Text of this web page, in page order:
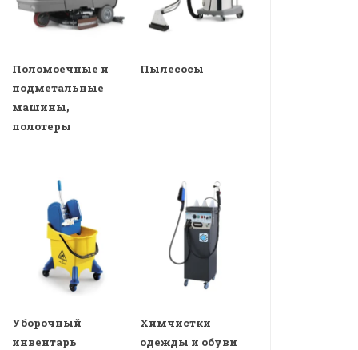
Поломоечные и
подметальные
машины,
полотеры
Пылесосы
Уборочный
инвентарь
Химчистки
одежды и обуви